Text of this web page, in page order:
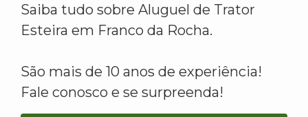
Saiba tudo sobre Aluguel de Trator
Esteira em Franco da Rocha.
São mais de 10 anos de experiência!
Fale conosco e se surpreenda!